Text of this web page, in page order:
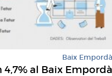
Baix Empordà
4,7% al Baix Empordà